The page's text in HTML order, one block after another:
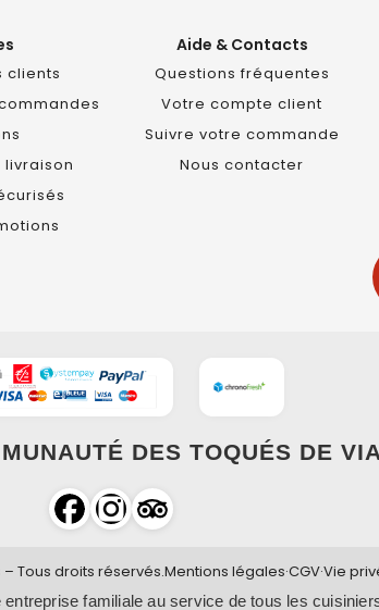
clients
livraison
Aide & Contacts
Questions fréquentes
Votre compte client
Suivre votre commande
Nous contacter
DES TOQUÉS DE
Tous droits réservés.Mentions légales·CGV·Vie
familiale au service de tous les